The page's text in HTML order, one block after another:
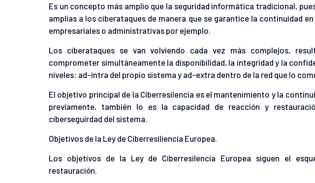
Es un concepto más amplio que la seguridad informática tradicional,
amplias a los ciberataques de manera que se garantice la continuidad
empresariales o administrativas por ejemplo.
Los ciberataques se van volviendo cada vez más complejos,
comprometer simultáneamente la disponibilidad, la integridad y la
niveles: ad-intra del propio sistema y ad-extra dentro de la red que lo
El objetivo principal de la Ciberresilencia es el mantenimiento y la
previamente, también lo es la capacidad de reacción y
ciberseguirdad del sistema.
Objetivos de la Ley de Ciberresiliencia Europea.
Los objetivos de la Ley de Ciberresilencia Europea siguen el
restauración.